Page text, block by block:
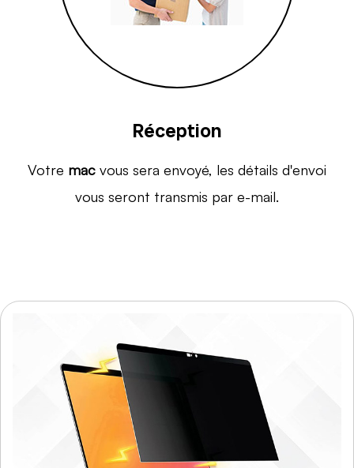
Réception
Votre mac vous sera envoyé, les détails d'envoi
vous seront transmis par e-mail.